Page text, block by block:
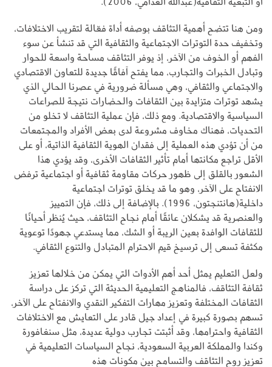
ومن هنا تتضح أهمية التثاقف بوصفه أداة فعّالة لتقريب الاختلافات،
وتخفيف حدة التوترات الاجتماعية والثقافية التي قد تنشأ عن سوء
الفهم أو الخوف من الآخر، إذ يوفر التثاقف مساحة واسعة للحوار
وتبادل الخبرات والتجارب، مما يفتح آفاقًا جديدة للتعاون الاقتصادي
والاجتماعي والثقافي، وهي مسألة ضرورية في عصرنا الحالي الذي
يشهد توترات متزايدة بين الثقافات والحضارات نتيجة للصراعات
السياسية والاقتصادية. ومع ذلك، فإن عملية التثاقف لا تخلو من
التحديات، فهناك مخاوف مشروعة لدى بعض الأفراد والمجتمعات
من أن تؤدي هذه العملية إلى فقدان الهوية الثقافية الذاتية، أو على
الأقل تراجع مكانتها أمام تأثير الثقافات الأخرى، وقد يؤدي هذا
الشعور بالقلق إلى ظهور حركات مقاومة ثقافية أو اجتماعية ترفض
الانفتاح على الآخر، وهو ما قد يخلق توترات اجتماعية
داخلية(هانتنجتون، 1996). بالإضافة إلى ذلك، فإن التمييز
والعنصرية قد يشكلان عائقًا أمام نجاح التثاقف، حيث يُنظر أحيانًا
للثقافات الوافدة بعين الريبة أو الشك، مما يستدعي جهودًا توعوية
مكثفة تسعى إلى ترسيخ قيم الاحترام المتبادل والتنوع الثقافي.
ولعل التعليم يمثل أحد أهم الأدوات التي يمكن من خلالها تعزيز
ثقافة التثاقف، فالمناهج التعليمية الحديثة التي تركز على دراسة
الثقافات المختلفة وتعزيز مهارات التفكير النقدي والانفتاح على الآخر،
تسهم بصورة كبيرة في إعداد جيل قادر على التعايش مع الاختلافات
الثقافية واحترامها، وقد أثبتت تجارب دولية عديدة، مثل سنغافورة
وكندا والمملكة العربية السعودية، نجاح السياسات التعليمية في
تعزيز روح التثاقف والتسامح بين مكونات هذه